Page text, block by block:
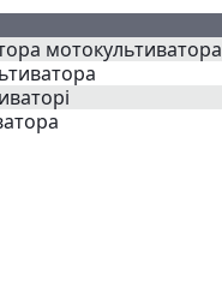
мотокультиватора